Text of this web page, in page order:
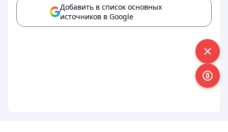
Добавить в список основных
источников в Google